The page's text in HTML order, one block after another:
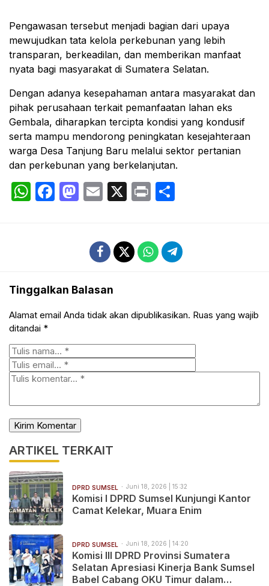
Pengawasan tersebut menjadi bagian dari upaya
mewujudkan tata kelola perkebunan yang lebih
transparan, berkeadilan, dan memberikan manfaat
nyata bagi masyarakat di Sumatera Selatan.
Dengan adanya kesepahaman antara masyarakat dan
pihak perusahaan terkait pemanfaatan lahan eks
Gembala, diharapkan tercipta kondisi yang kondusif
serta mampu mendorong peningkatan kesejahteraan
warga Desa Tanjung Baru melalui sektor pertanian
dan perkebunan yang berkelanjutan.
WhatsApp
Facebook
Mastodon
Email
X Print
Tinggalkan Balasan
Alamat email Anda tidak akan dipublikasikan. Ruas yang wajib
ditandai *
ARTIKEL TERKAIT
DPRD SUMSEL Juni 18, 2026 | 15:32
Komisi I DPRD Sumsel Kunjungi Kantor
Camat Kelekar, Muara Enim
DPRD SUMSEL Juni 18, 2026 | 14:20
Komisi III DPRD Provinsi Sumatera
Selatan Apresiasi Kinerja Bank Sumsel
Babel Cabang OKU Timur dalam